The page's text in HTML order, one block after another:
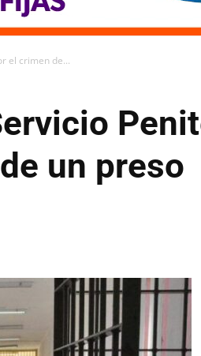
el crimen de...
un preso